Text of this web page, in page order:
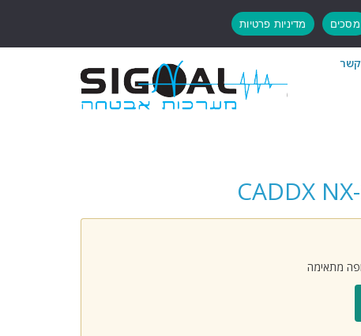
מתאימה
מסכים מדיניות פרטיות